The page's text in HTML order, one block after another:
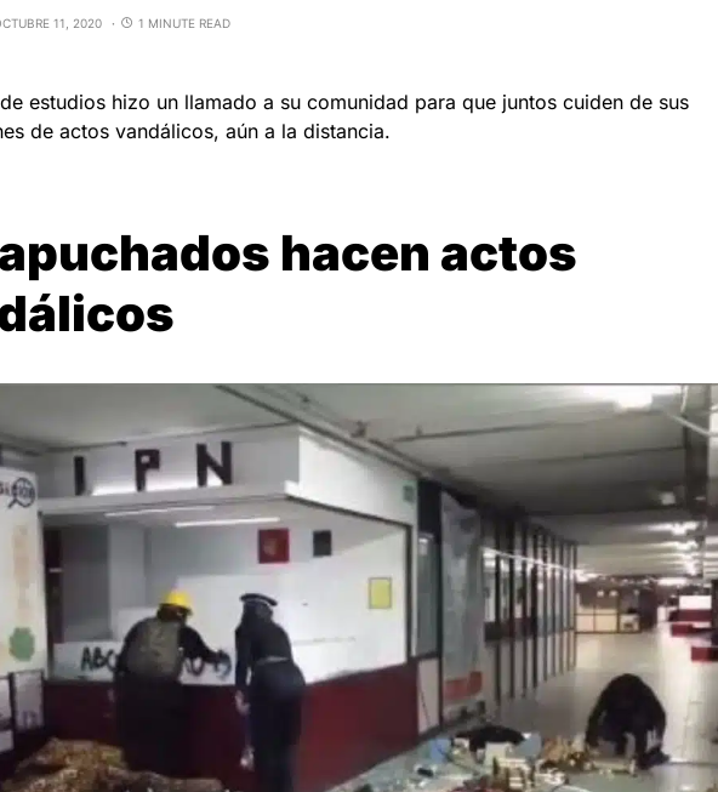
11, 2020 1 MINUTE READ
estudios hizo un llamado a su comunidad para que juntos cuiden de sus
de actos vandálicos, aún a la distancia.
hacen actos